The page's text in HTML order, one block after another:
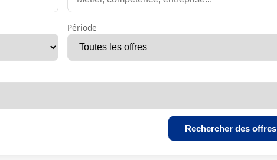
Période
Rechercher des offres